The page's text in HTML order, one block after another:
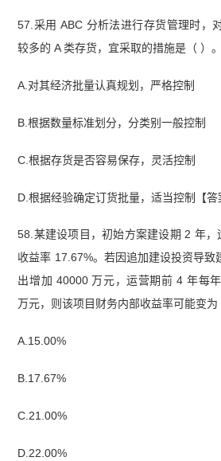
57.采用 ABC 分析法进行存货管理时，
较多的 A 类存货，宜采取的措施是（ ）。
A.对其经济批量认真规划，严格控制
B.根据数量标准划分，分类别一般控制
C.根据存货是否容易保存，灵活控制
D.根据经验确定订货批量，适当控制【答
58.某建设项目，初始方案建设期 2 年
收益率 17.67%。若因追加建设投资导致
出增加 40000 万元，运营期前 4 年每
万元，则该项目财务内部收益率可能变为
A.15.00%
B.17.67%
C.21.00%
D.22.00%